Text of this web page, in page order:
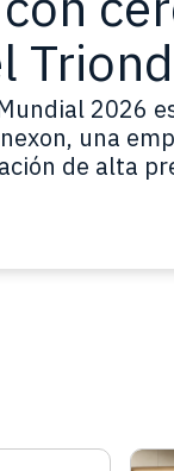
2026
una
de alta
no te
una